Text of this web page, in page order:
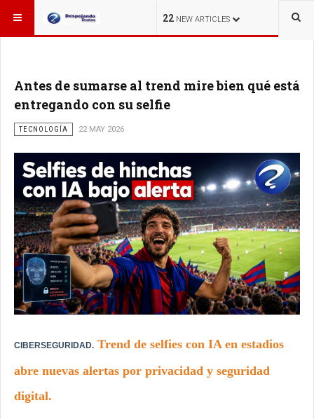
22 NEW ARTICLES
ESTÁ AQUÍ:
Antes de sumarse al trend mire bien qué está
entregando con su selfie
TECNOLOGÍA 22 MAY 2026
CIBERSEGURIDAD. Trend de selfies con IA en estadios
abre nuevas alertas por privacidad y seguridad
digital.